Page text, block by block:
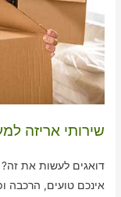
שירותי אריזה
דואגים לעשות את
אינכם טועים, הרכבה